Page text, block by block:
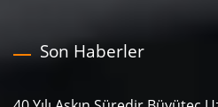
Son Haberler